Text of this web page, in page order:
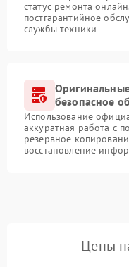
статус ремонта
постгарантийное
службы техники
безопасное
Использование
аккуратная работа с
резервное
восстановление
Цены